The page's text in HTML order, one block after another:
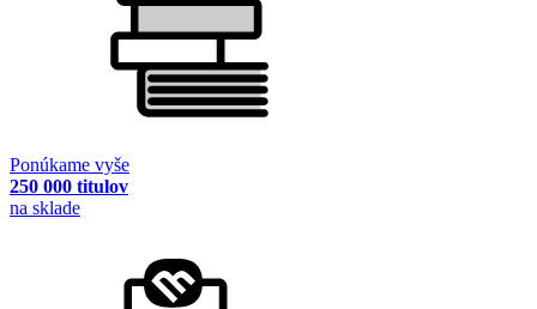
Ponúkame vyše
250 000 titulov
na sklade